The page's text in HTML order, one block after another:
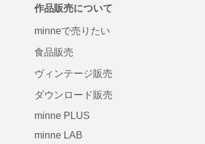
作品販売について
minneで売りたい
食品販売
ヴィンテージ販売
ダウンロード販売
minne PLUS
minne LAB